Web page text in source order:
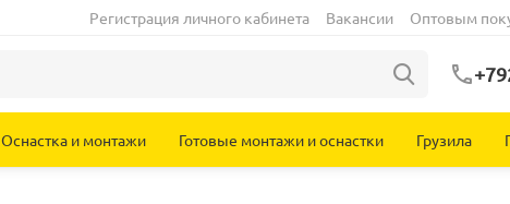
Регистрация личного кабинета Вакансии Оптовым
Оснастка и монтажи Готовые монтажи и оснастки Грузила